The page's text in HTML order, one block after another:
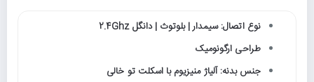
نوع اتصال: سیمدار | بلوتوث | دانگل 2.4Ghz
طراحی ارگونومیک
جنس بدنه: آلیاژ منیزیوم با اسکلت تو خالی